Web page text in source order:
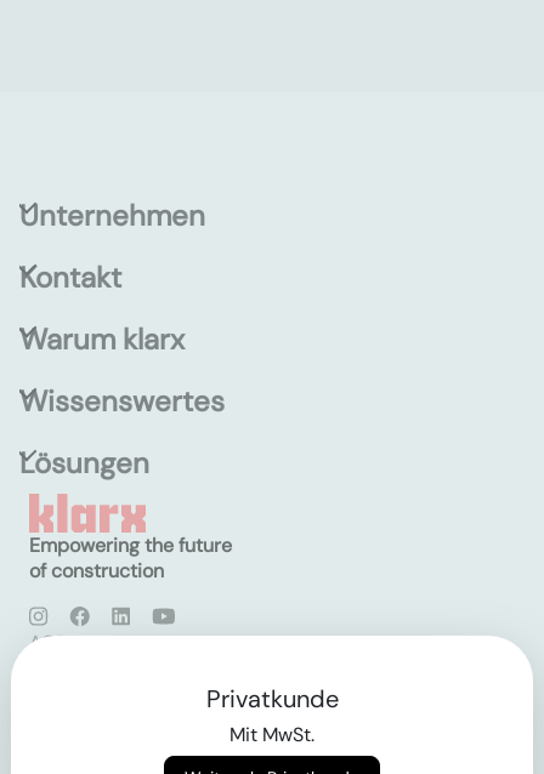
Unternehmen
Kontakt
Warum klarx
Wissenswertes
Lösungen
Empowering the future
of construction
AGB
Privatkunde
Mit MwSt.